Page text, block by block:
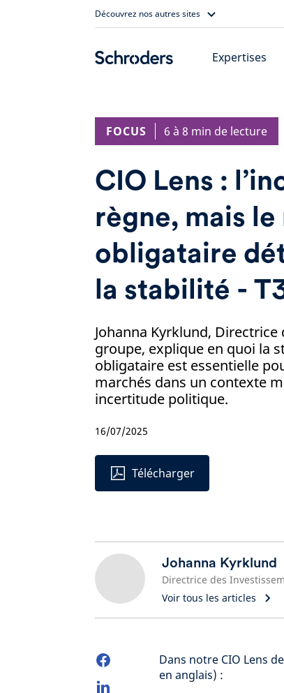
Découvrez nos autres sites
Expertises
FOCUS 6 à 8 min de lecture
CIO Lens :
règne, mais
obligataire
la stabilité -
Johanna Kyrklund,
groupe, explique en quoi la
obligataire est essentielle
marchés dans un contexte
incertitude politique.
16/07/2025
Télécharger
Johanna Kyrklund
Voir tous les articles
Dans notre CIO Lens
en anglais) :